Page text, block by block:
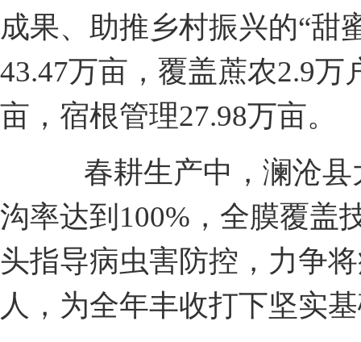
成果、助推乡村振兴的“甜
43.47万亩，覆盖蔗农2.9
亩，宿根管理27.98万亩。
春耕生产中，澜沧县
沟率达到100%，全膜覆盖
头指导病虫害防控，力争
人，为全年丰收打下坚实